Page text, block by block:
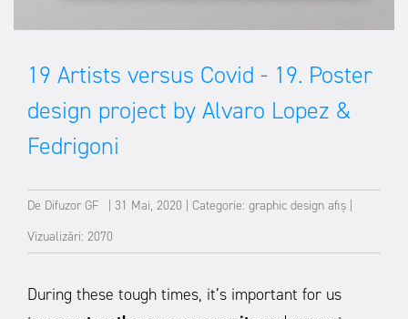
19 Artists versus Covid - 19. Poster
design project by Alvaro Lopez &
Fedrigoni
De Difuzor GF 31 Mai, 2020 Categorie: graphic design afiș
Vizualizări: 2070
During these tough times, it’s important for us